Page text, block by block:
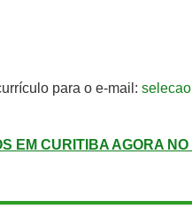
para o e-mail:
EM CURITIBA AGORA